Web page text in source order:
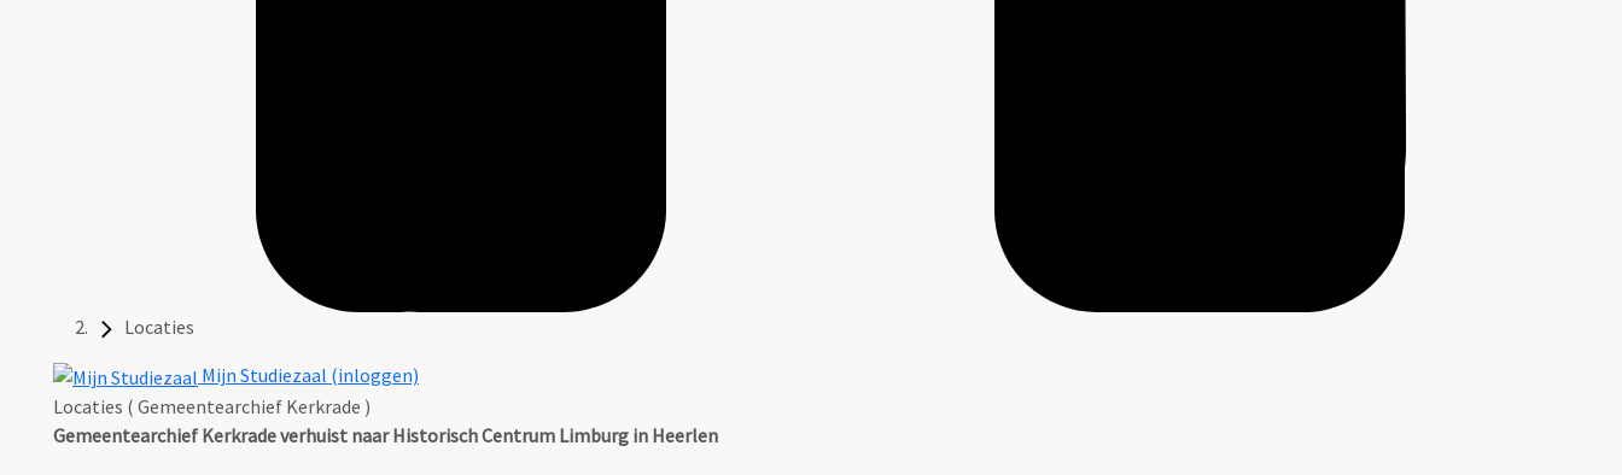
Locaties
Mijn Studiezaal (inloggen)
Locaties ( Gemeentearchief Kerkrade )
Gemeentearchief Kerkrade verhuist naar Historisch Centrum Limburg in Heerlen